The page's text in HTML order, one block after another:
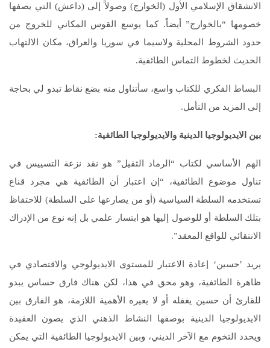
الانشقاق الإسلامي الأول (الخوارج) وصولاً إلى (داعش) التي يصفها
خصومها “بالخوارج” أيضاً. كما يوسع القوس المكاني للخروج من
حدود الشروط المحلية ولاسيما في سوريا والعراق، مكان الالتهاب
الحديث لخطوط التماس الطائفية.
البساط الفكري للكتاب واسع، سأتناول منه بضع نقاط تبدو لي بحاجة
إلى المزيد من التأمل.
بين الايديولوجيا الدينية والايديولوجيا الطائفية:
الهم الأساسي لكتاب “الرماد الثقيل” هو نقد نزعة التسييس في
تناول موضوع الطائفية، “إن اعتبار أن الطائفية هي مجرد قناع
تستخدمه السلطة السياسية (أو من يصارعها على السلطة) للاحتفاظ
بتلك السلطة أو للوصول إليها هو ابتسار علمي بل إنه نوع من الإدراك
الانتقائي للواقع المعقد”.
يريد ’حسين‘ إعادة الاعتبار للمستوى الايديولوجي والاقتصادي في
ظاهرة الطائفية، وهو محق في هذا، لكن هناك فارق حساس يبدو
للقارئ أن حسين يغفله أو لا يعيره الأهمية اللازمة، هو الفارق بين
الايديولوجيا الدينية بوصفها النشاط الذهني الذي يصون العقيدة
ويحدد التخوم مع الآخر الديني، وبين الايديولوجيا الطائفية التي يمكن